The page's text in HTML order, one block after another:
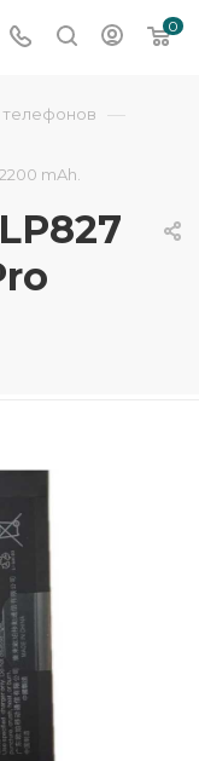
0
телефонов —
mAh.